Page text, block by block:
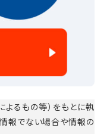
るもの等）をもとに執
報でない場合や情報の